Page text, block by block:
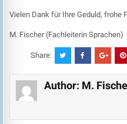
Vielen Dank für Ihre Geduld, frohe
M. Fischer (Fachleiterin Sprachen)
Share:
Author: M.